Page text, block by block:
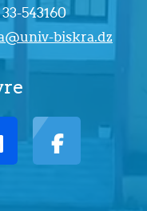
543160
biskra.dz